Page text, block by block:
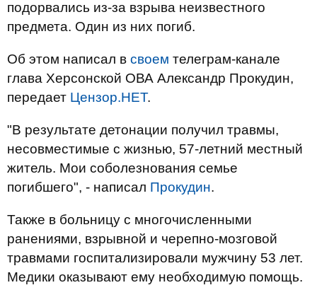
подорвались из-за взрыва неизвестного
предмета. Один из них погиб.
Об этом написал в своем телеграм-канале
глава Херсонской ОВА Александр Прокудин,
передает Цензор.НЕТ.
"В результате детонации получил травмы,
несовместимые с жизнью, 57-летний местный
житель. Мои соболезнования семье
погибшего", - написал Прокудин.
Также в больницу с многочисленными
ранениями, взрывной и черепно-мозговой
травмами госпитализировали мужчину 53 лет.
Медики оказывают ему необходимую помощь.